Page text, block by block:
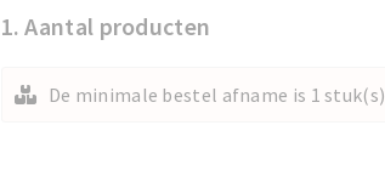
1. Aantal producten
De minimale bestel afname is 1 stuk(s)